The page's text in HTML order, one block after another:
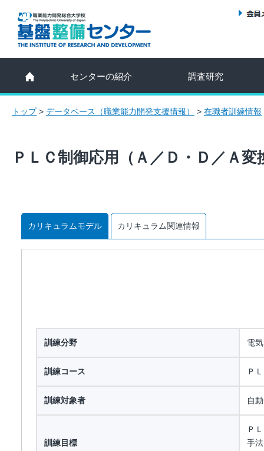
センターの紹介 調査研究
トップ> データベース（職業能力開発支援情報） > 在職者訓練情報
ＰＬＣ制御応用（Ａ／Ｄ・Ｄ／Ａ変
カリキュラムモデル カリキュラム関連情報
訓練分野 電
訓練コース Ｐ
訓練対象者 自
訓練目標
Ｐ
手